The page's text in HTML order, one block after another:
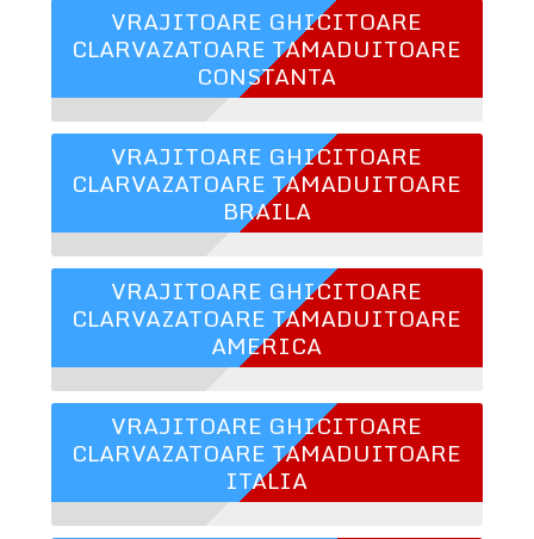
VRAJITOARE GHICITOARE
CLARVAZATOARE TAMADUITOARE
CONSTANTA
VRAJITOARE GHICITOARE
CLARVAZATOARE TAMADUITOARE
BRAILA
VRAJITOARE GHICITOARE
CLARVAZATOARE TAMADUITOARE
AMERICA
VRAJITOARE GHICITOARE
CLARVAZATOARE TAMADUITOARE
ITALIA